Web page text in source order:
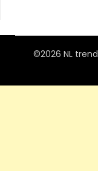
©2026 NL trend